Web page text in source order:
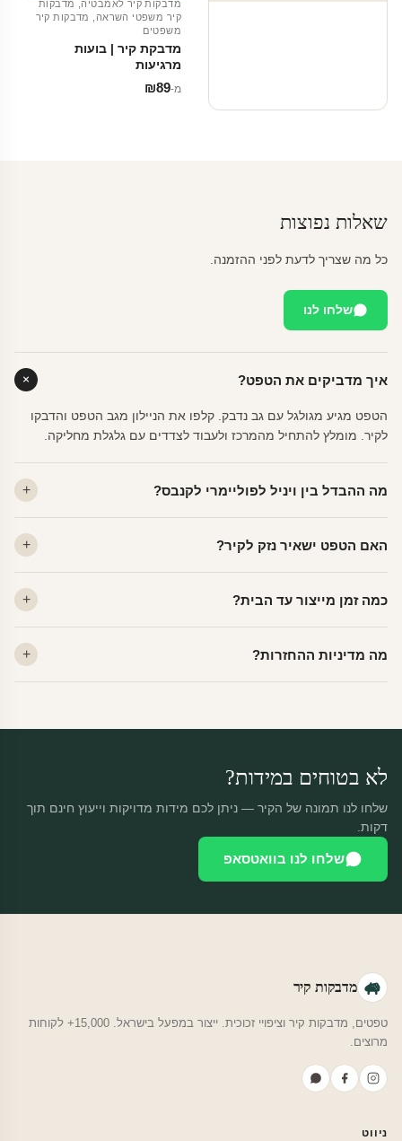
מדבקות קיר לאמבטיה
מדבקות
קיר משפטי השראה
מדבקות קיר
משפטים
מדבקת קיר | בועות
מרגיעות
מ‑ ₪89
שאלות נפוצות
כל מה שצריך לדעת לפני ההזמנה.
שלחו לנו
איך מדביקים את הטפט?
הטפט מגיע מגולגל עם גב נדבק. קלפו את הניילון מגב הטפט והדבקו
לקיר. מומלץ להתחיל מהמרכז ולעבוד לצדדים עם גלגלת מחליקה.
מה ההבדל בין ויניל לפוליימרי לקנבס?
פרמיום. קנבס — בד אמנותי יוקרתי, מט.
האם הטפט ישאיר נזק לקיר?
מתאים לקיר מטויח, גבס, קרמיקה וזכוכית.
כמה זמן מייצור עד הבית?
יוצאות באותו יום.
מה מדיניות ההחזרות?
לא בטוחים במידות?
שלחו לנו תמונה של הקיר — ניתן לכם מידות מדויקות וייעוץ חינם תוך
דקות.
שלחו לנו בוואטסאפ
מדבקות קיר
טפטים, מדבקות קיר וציפויי זכוכית. ייצור במפעל בישראל. 15,000+ לקוחות
מרוצים.
ניווט